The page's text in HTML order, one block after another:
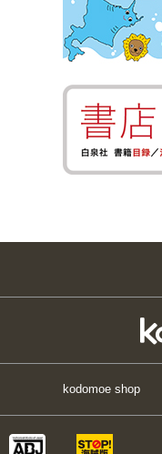
kodomoe shop